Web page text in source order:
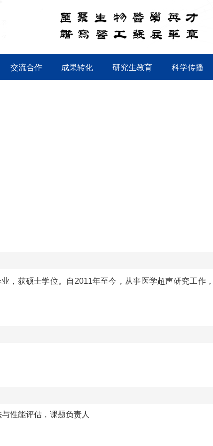
交流合作 成果转化 研究生教育 科学传播
，获硕士学位。自 2011年至今，从事医学超声研究工作，
性能评估，课题负责人